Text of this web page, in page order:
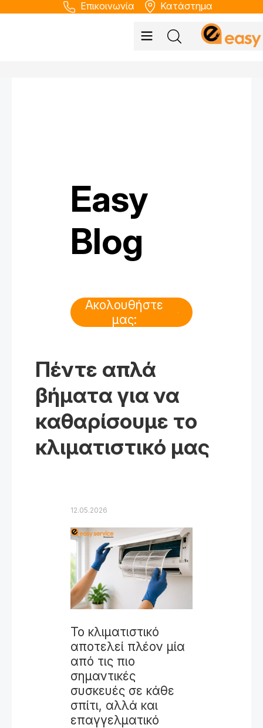
Επικοινωνία Κατάστημα
Easy
Blog
Ακολουθήστε
μας:
Πέντε απλά
βήματα για να
καθαρίσουμε το
κλιματιστικό μας
12.05.2026
Το κλιματιστικό
αποτελεί πλέον μία
από τις πιο
σημαντικές
συσκευές σε κάθε
σπίτι, αλλά και
επαγγελματικό